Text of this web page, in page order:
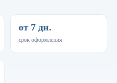
от 7 дн.
срок оформления